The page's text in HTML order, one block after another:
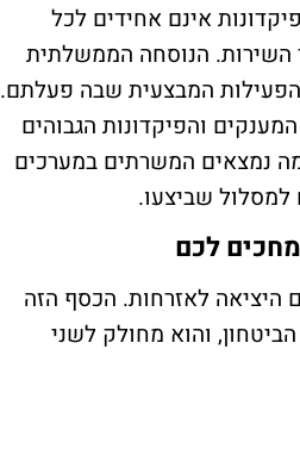
אינם אחידים לכל
הנוסחה הממשלתית
המבצעית שבה פעלתם.
והפיקדונות הגבוהים
נמצאים המשרתים במערכים
למסלול שביצעו.
לכם
היציאה לאזרחות. הכסף הזה
והוא מחולק לשני